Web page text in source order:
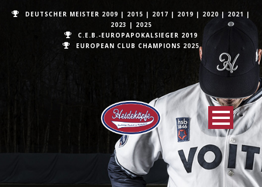
DEUTSCHER MEISTER 2009 | 2015 | 2017 | 2019 | 2020 | 2021 |
2023 | 2025
C.E.B.-EUROPAPOKALSIEGER 2019
EUROPEAN CLUB CHAMPIONS 2025